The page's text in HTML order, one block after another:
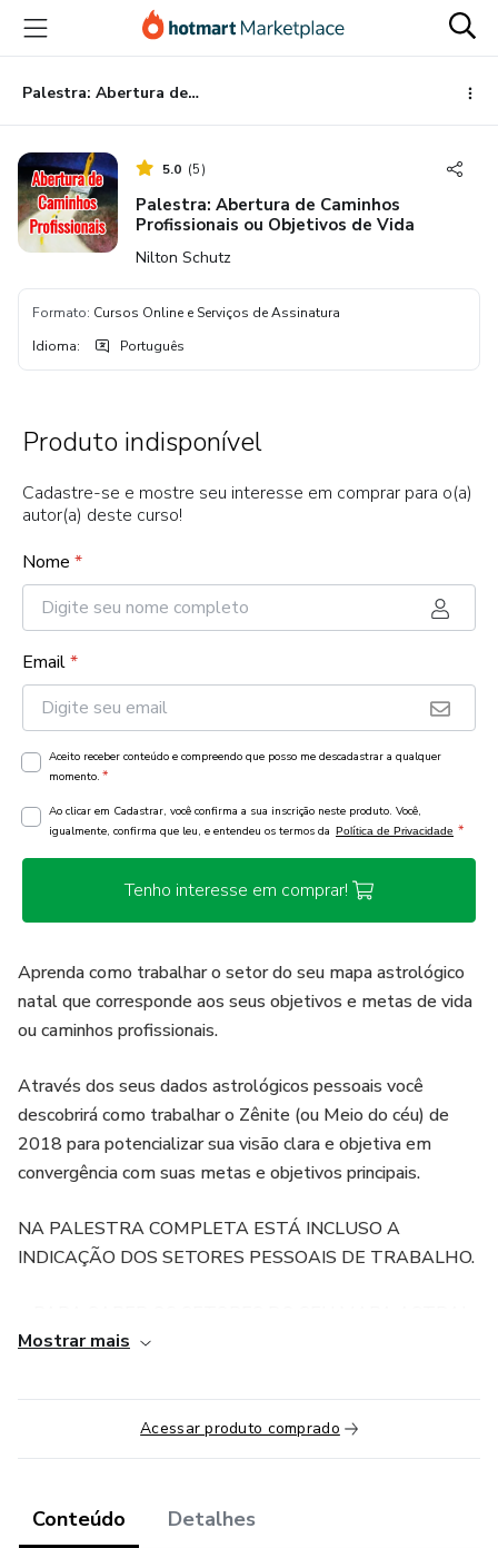
para
conteúdo
principal
para
pagamento
para
rodapé
Palestra: Abertura de Caminhos Profissionais ou Objetivos de Vida
5.0 (5)
Palestra: Abertura de Caminhos
Profissionais ou Objetivos de Vida
Nilton Schutz
Formato: Cursos Online e Serviços de Assinatura
Idioma: Português
Produto indisponível
Cadastre-se e mostre seu interesse em comprar para o(a)
autor(a) deste curso!
Nome *
Email*
Aceito receber conteúdo e compreendo que posso me descadastrar a qualquer
momento. *
Ao clicar em Cadastrar, você confirma a sua inscrição neste produto. Você,
igualmente, confirma que leu, e entendeu os termos da Política de Privacidade *
Tenho interesse em comprar!
Aprenda como trabalhar o setor do seu mapa astrológico
natal que corresponde aos seus objetivos e metas de vida
ou caminhos profissionais.
Através dos seus dados astrológicos pessoais você
descobrirá como trabalhar o Zênite (ou Meio do céu) de
2018 para potencializar sua visão clara e objetiva em
convergência com suas metas e objetivos principais.
NA PALESTRA COMPLETA ESTÁ INCLUSO A
INDICAÇÃO DOS SETORES PESSOAIS DE TRABALHO.
APÓS ADQUIRIR A PALESTRA ENVIE UM E-MAIL
dados de nascimento:
Dia/Mês/Ano/Horário/Local(Cidade/Estado/País).
Astrologia.
Mostrar mais
Acessar produto comprado
Conteúdo Detalhes